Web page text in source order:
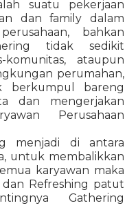
suatu pekerjaan
dan family dalam
bahkan
tidak sedikit
ataupun
perumahan,
berkumpul bareng
dan mengerjakan
Perusahaan
menjadi di antara
untuk membalikkan
karyawan maka
Refreshing patut
Gathering